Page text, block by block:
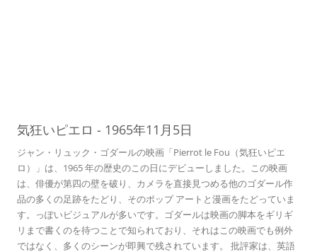
気狂いピエロ - 1965年11月5日
ジャン・リュック・ゴダールの映画「Pierrot le Fou（気狂いピエ
ロ）」は、1965 年の歴史のこの日にデビューしました。この映画
は、俳優が第四の壁を破り、カメラを直接見つめる他のゴダール作
品の多くの足跡をたどり、そのポップ アートと漫画をたどっていま
す。っぽいビジュアルが多いです。ゴダールは映画の脚本をギリギ
リまで書くのを待つことで知られており、それはこの映画でも例外
ではなく、多くのシーンが即興で残されています。 批評家は、英語